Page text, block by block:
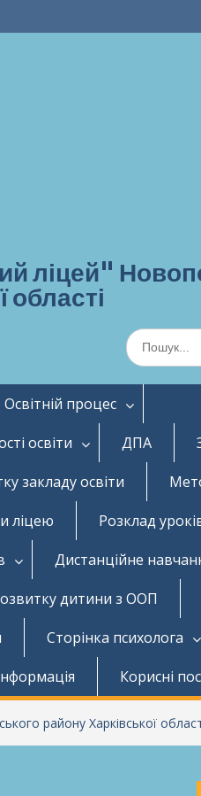
ліцей"
області
Шукати:
Освітній процес
освіти ДПА
закладу освіти
ліцею
Розклад
Дистанційне
дитини з ООП
Сторінка психолога
Корисні
району Харківської